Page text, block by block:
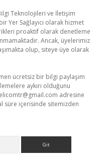
Teknolojileri ve İletişim
Yer Sağlayıcı olarak hizmet
proaktif olarak denetleme
Ancak, üyelerimiz
olup, siteye üye olarak
ücretsiz bir bilgi paylaşım
aykırı olduğunu
adresine
süre içerisinde sitemizden